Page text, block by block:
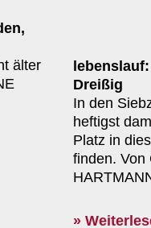
älter
Dreißig
In den
heftigst
Platz in
finden. Von
»